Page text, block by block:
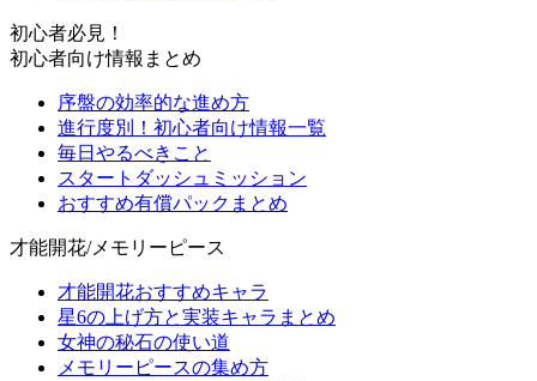
初心者必見！
初心者向け情報まとめ
序盤の効率的な進め方
進行度別！初心者向け情報一覧
毎日やるべきこと
スタートダッシュミッション
おすすめ有償パックまとめ
才能開花/メモリーピース
才能開花おすすめキャラ
星6の上げ方と実装キャラまとめ
女神の秘石の使い道
メモリーピースの集め方